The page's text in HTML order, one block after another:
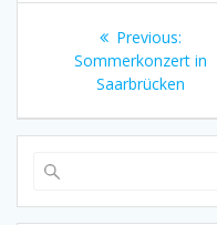
Previous:
post:
Sommerkonzert in
Saarbrücken